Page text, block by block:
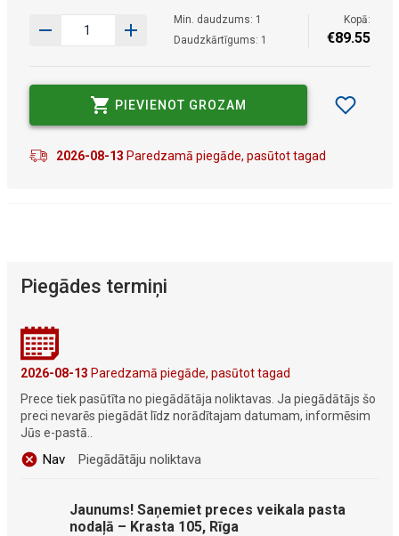
Min. daudzums: 1
Daudzkārtīgums: 1
Kopā:
€89.55
PIEVIENOT GROZAM
2026-08-13 Paredzamā piegāde, pasūtot tagad
Piegādes termiņi
2026-08-13 Paredzamā piegāde, pasūtot tagad
Prece tiek pasūtīta no piegādātāja noliktavas. Ja piegādātājs šo
preci nevarēs piegādāt līdz norādītajam datumam, informēsim
Jūs e-pastā..
Nav Piegādātāju noliktava
Jaunums! Saņemiet preces veikala pasta
nodaļā – Krasta 105, Rīga